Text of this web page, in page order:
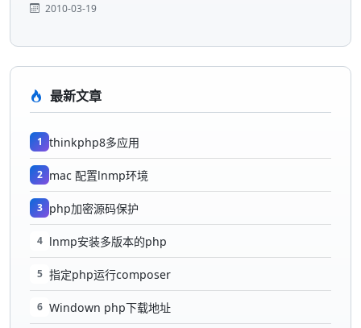
2010-03-19
最新文章
1 thinkphp8多应用
2 mac 配置lnmp环境
3 php加密源码保护
4 lnmp安装多版本的php
5 指定php运行composer
6 Windown php下载地址